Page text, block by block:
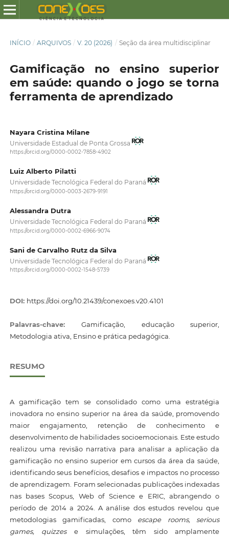
INÍCIO / ARQUIVOS / V. 20 (2026) / Seção da área multidisciplinar
Gamificação no ensino superior
em saúde: quando o jogo se torna
ferramenta de aprendizado
Nayara Cristina Milane
Universidade Estadual de Ponta Grossa
https://orcid.org/0000-0002-7858-4902
Luiz Alberto Pilatti
Universidade Tecnológica Federal do Paraná
https://orcid.org/0000-0003-2679-9191
Alessandra Dutra
Universidade Tecnológica Federal do Paraná
https://orcid.org/0000-0002-6966-9074
Sani de Carvalho Rutz da Silva
Universidade Tecnológica Federal do Paraná
https://orcid.org/0000-0002-1548-5739
DOI: https://doi.org/10.21439/conexoes.v20.4101
Palavras-chave:Gamificação, educação superior,
Metodologia ativa, Ensino e prática pedagógica.
RESUMO
A gamificação tem se consolidado como uma estratégia
inovadora no ensino superior na área da saúde, promovendo
maior engajamento, retenção de conhecimento e
desenvolvimento de habilidades socioemocionais. Este estudo
realizou uma revisão narrativa para analisar a aplicação da
gamificação no ensino superior em cursos da área da saúde,
identificando seus benefícios, desafios e impactos no processo
de aprendizagem. Foram selecionadas publicações indexadas
nas bases Scopus, Web of Science e ERIC, abrangendo o
período de 2014 a 2024. A análise dos estudos revelou que
metodologias gamificadas, como escape rooms, serious
games, quizzese simulações, têm sido amplamente